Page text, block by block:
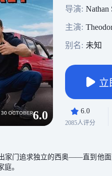
6.0
导演: Nathan
主演:
别名: 未知
立
6.0
2085人评分
家门追求独立的西奥——直到他
庭。